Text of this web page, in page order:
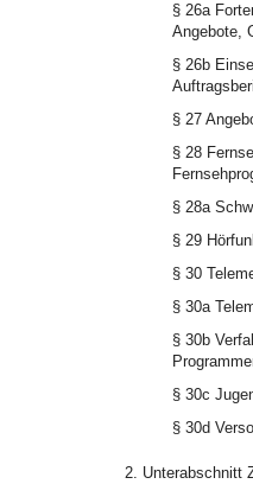
§ 26a
Angebote,
§ 26b
§ 27
§ 28
§ 28a
§ 29
§ 30
§ 30a
§ 30b
§ 30c
§ 30d
2. Unterabschnitt